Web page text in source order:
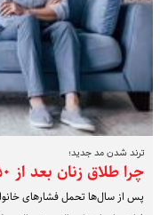
ترند شدن مد جدید؛
چرا طلاق زنان بعد از ۵۰ سالگی مُد شده است؟
پس از سال‌ها تحمل فشارهای